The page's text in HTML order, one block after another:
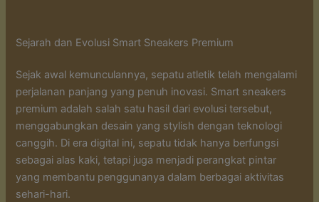
Sejarah dan Evolusi Smart Sneakers Premium
Sejak awal kemunculannya, sepatu atletik telah mengalami
perjalanan panjang yang penuh inovasi. Smart sneakers
premium adalah salah satu hasil dari evolusi tersebut,
menggabungkan desain yang stylish dengan teknologi
canggih. Di era digital ini, sepatu tidak hanya berfungsi
sebagai alas kaki, tetapi juga menjadi perangkat pintar
yang membantu penggunanya dalam berbagai aktivitas
sehari-hari.